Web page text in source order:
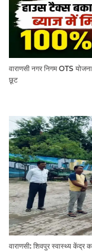
वाराणसी नगर निगम OTS
छूट
वाराणसी: शिवपुर स्वास्थ्य केंद्र